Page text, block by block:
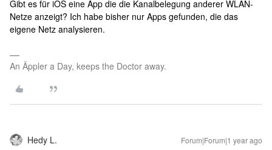
Gibt es für iOS eine App die die Kanalbelegung anderer WLAN-
Netze anzeigt? Ich habe bisher nur Apps gefunden, die das
eigene Netz analysieren.
An Äppler a Day, keeps the Doctor away.
Hedy L. Forum|Forum|1 year ago